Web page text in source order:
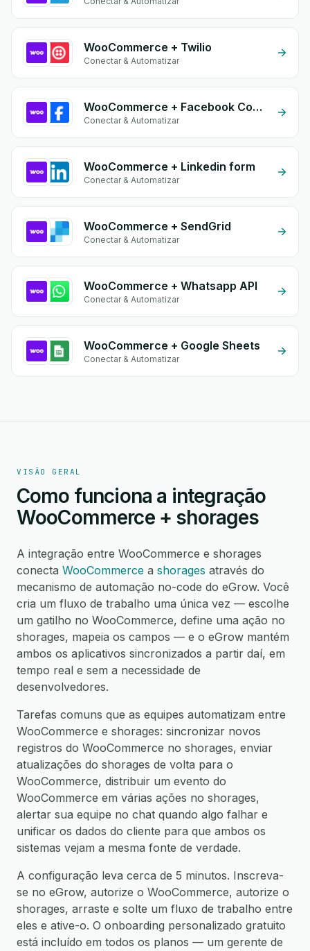
WooCommerce + Twilio
Conectar & Automatizar
WooCommerce + Facebook Comments
Conectar & Automatizar
WooCommerce + Linkedin form
Conectar & Automatizar
WooCommerce + SendGrid
Conectar & Automatizar
WooCommerce + Whatsapp API
Conectar & Automatizar
WooCommerce + Google Sheets
Conectar & Automatizar
VISÃO GERAL
Como funciona a integração
WooCommerce + shorages
A integração entre WooCommerce e shorages
conecta WooCommerce a shorages através do
mecanismo de automação no-code do eGrow. Você
cria um fluxo de trabalho uma única vez — escolhe
um gatilho no WooCommerce, define uma ação no
shorages, mapeia os campos — e o eGrow mantém
ambos os aplicativos sincronizados a partir daí, em
tempo real e sem a necessidade de
desenvolvedores.
Tarefas comuns que as equipes automatizam entre
WooCommerce e shorages: sincronizar novos
registros do WooCommerce no shorages, enviar
atualizações do shorages de volta para o
WooCommerce, distribuir um evento do
WooCommerce em várias ações no shorages,
alertar sua equipe no chat quando algo falhar e
unificar os dados do cliente para que ambos os
sistemas vejam a mesma fonte de verdade.
A configuração leva cerca de 5 minutos. Inscreva-
se no eGrow, autorize o WooCommerce, autorize o
shorages, arraste e solte um fluxo de trabalho entre
eles e ative-o. O onboarding personalizado gratuito
está incluído em todos os planos — um gerente de